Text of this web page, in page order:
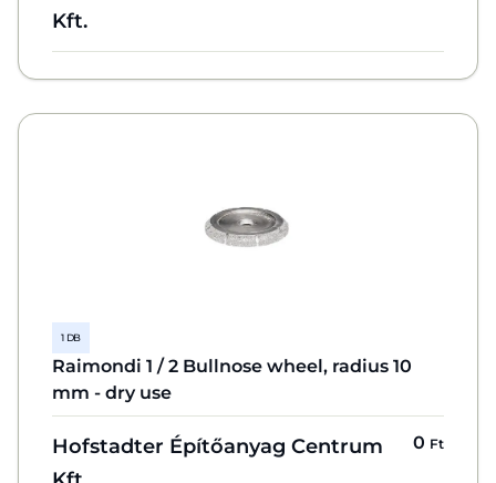
Kft.
1 DB
Raimondi 1 / 2 Bullnose wheel, radius 10
mm - dry use
Hofstadter Építőanyag Centrum
0 Ft